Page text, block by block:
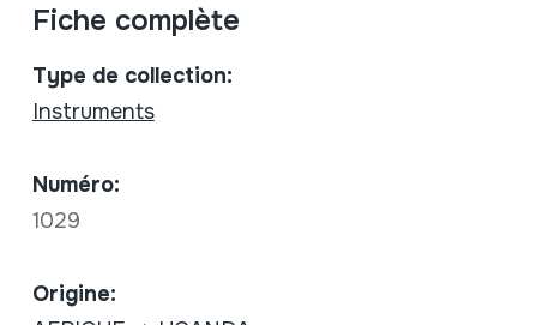
Fiche complète
Type de collection:
Instruments
Numéro:
1029
Origine: